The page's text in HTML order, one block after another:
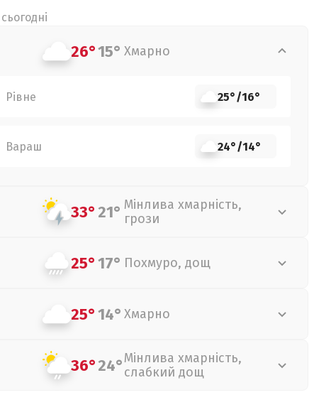
26°15° Хмарно
Рівне 25°/16°
Вараш 24°/14°
33°21° Мінлива хмарність,
грози
25°17° Похмуро, дощ
25°14° Хмарно
36°24°Мінлива хмарність,
слабкий дощ